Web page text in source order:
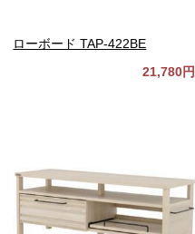
ローボード TAP-422BE
21,780円